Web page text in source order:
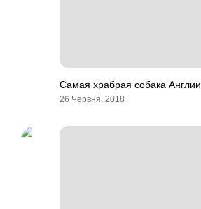
Самая храбрая собака Англии.
26 Червня, 2018